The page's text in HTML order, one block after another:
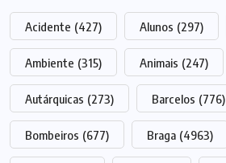
Acidente (427) Alunos (297)
Ambiente (315) Animais (247)
Autárquicas (273) Barcelos (776)
Bombeiros (677) Braga (4963)